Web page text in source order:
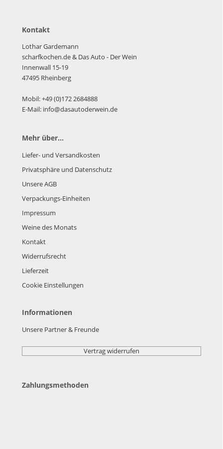
Kontakt
Lothar Gardemann
scharfkochen.de& Das Auto - Der Wein
Innenwall 15-19
47495 Rheinberg
Mobil: +49 (0)172 2684888
E-Mail: info@dasautoderwein.de
Mehr über...
Liefer- und Versandkosten
Privatsphäre und Datenschutz
Unsere AGB
Verpackungs-Einheiten
Impressum
Weine des Monats
Kontakt
Widerrufsrecht
Lieferzeit
Cookie Einstellungen
Informationen
Unsere Partner & Freunde
Vertrag widerrufen
Zahlungsmethoden